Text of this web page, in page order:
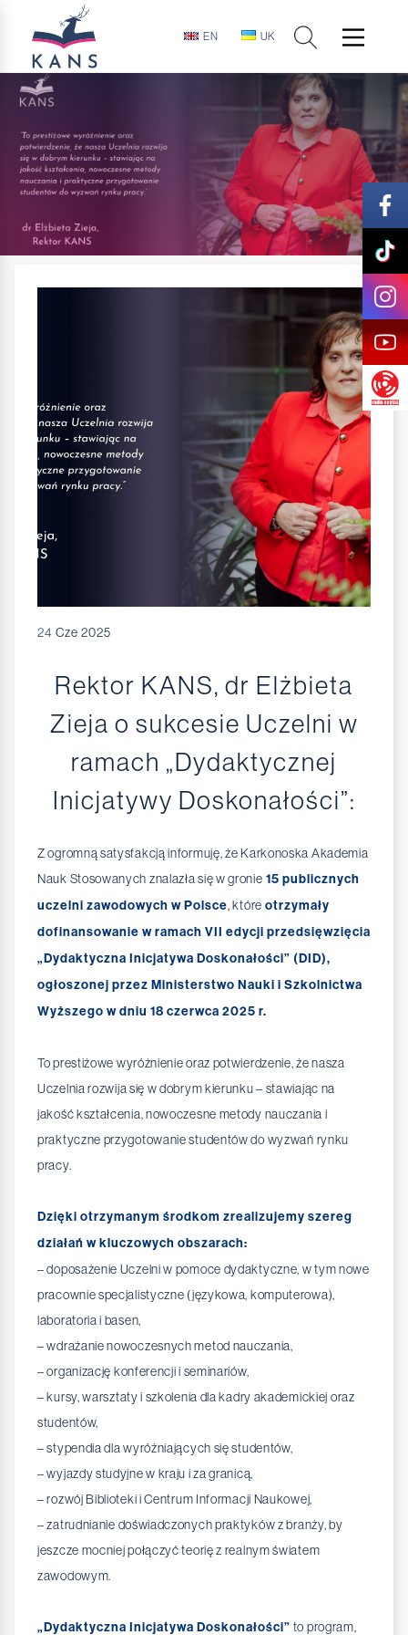
EN UK
24 Cze 2025
Rektor KANS, dr Elżbieta
Zieja o sukcesie Uczelni w
ramach „Dydaktycznej
Inicjatywy Doskonałości”:
Z ogromną satysfakcją informuję, że Karkonoska Akademia
Nauk Stosowanych znalazła się w gronie 15 publicznych
uczelni zawodowych w Polsce, które otrzymały
dofinansowanie w ramach VII edycji przedsięwzięcia
„Dydaktyczna Inicjatywa Doskonałości” (DID),
ogłoszonej przez Ministerstwo Nauki i Szkolnictwa
Wyższego w dniu 18 czerwca 2025 r.
To prestiżowe wyróżnienie oraz potwierdzenie, że nasza
Uczelnia rozwija się w dobrym kierunku – stawiając na
jakość kształcenia, nowoczesne metody nauczania i
praktyczne przygotowanie studentów do wyzwań rynku
pracy.
Dzięki otrzymanym środkom zrealizujemy szereg
działań w kluczowych obszarach:
– doposażenie Uczelni w pomoce dydaktyczne, w tym nowe
pracownie specjalistyczne (językowa, komputerowa),
laboratoria i basen,
– wdrażanie nowoczesnych metod nauczania,
– organizację konferencji i seminariów,
– kursy, warsztaty i szkolenia dla kadry akademickiej oraz
studentów,
– stypendia dla wyróżniających się studentów,
– wyjazdy studyjne w kraju i za granicą,
– rozwój Biblioteki i Centrum Informacji Naukowej,
– zatrudnianie doświadczonych praktyków z branży, by
jeszcze mocniej połączyć teorię z realnym światem
zawodowym.
„Dydaktyczna Inicjatywa Doskonałości” to program,